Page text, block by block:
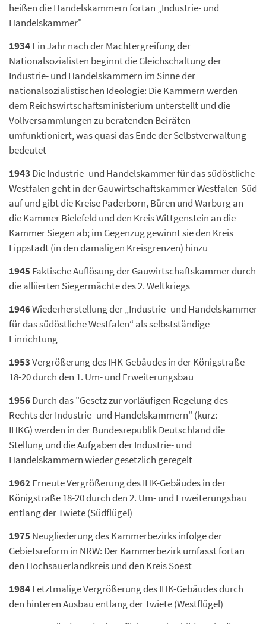
heißen die Handelskammern fortan „Industrie- und
Handelskammer"
1934Ein Jahr nach der Machtergreifung der
Nationalsozialisten beginnt die Gleichschaltung der
Industrie- und Handelskammern im Sinne der
nationalsozialistischen Ideologie: Die Kammern werden
dem Reichswirtschaftsministerium unterstellt und die
Vollversammlungen zu beratenden Beiräten
umfunktioniert, was quasi das Ende der Selbstverwaltung
bedeutet
1943 Die Industrie- und Handelskammer für das südöstliche
Westfalen geht in der Gauwirtschaftskammer Westfalen-Süd
auf und gibt die Kreise Paderborn, Büren und Warburg an
die Kammer Bielefeld und den Kreis Wittgenstein an die
Kammer Siegen ab; im Gegenzug gewinnt sie den Kreis
Lippstadt (in den damaligen Kreisgrenzen) hinzu
1945Faktische Auflösung der Gauwirtschaftskammer durch
die alliierten Siegermächte des 2. Weltkriegs
1946Wiederherstellung der „Industrie- und Handelskammer
für das südöstliche Westfalen“ als selbstständige
Einrichtung
1953Vergrößerung des IHK-Gebäudes in der Königstraße
18-20 durch den 1. Um- und Erweiterungsbau
1956Durch das "Gesetz zur vorläufigen Regelung des
Rechts der Industrie- und Handelskammern" (kurz:
IHKG) werden in der Bundesrepublik Deutschland die
Stellung und die Aufgaben der Industrie- und
Handelskammern wieder gesetzlich geregelt
1962Erneute Vergrößerung des IHK-Gebäudes in der
Königstraße 18-20 durch den 2. Um- und Erweiterungsbau
entlang der Twiete (Südflügel)
1975Neugliederung des Kammerbezirks infolge der
Gebietsreform in NRW: Der Kammerbezirk umfasst fortan
den Hochsauerlandkreis und den Kreis Soest
1984Letztmalige Vergrößerung des IHK-Gebäudes durch
den hinteren Ausbau entlang der Twiete (Westflügel)